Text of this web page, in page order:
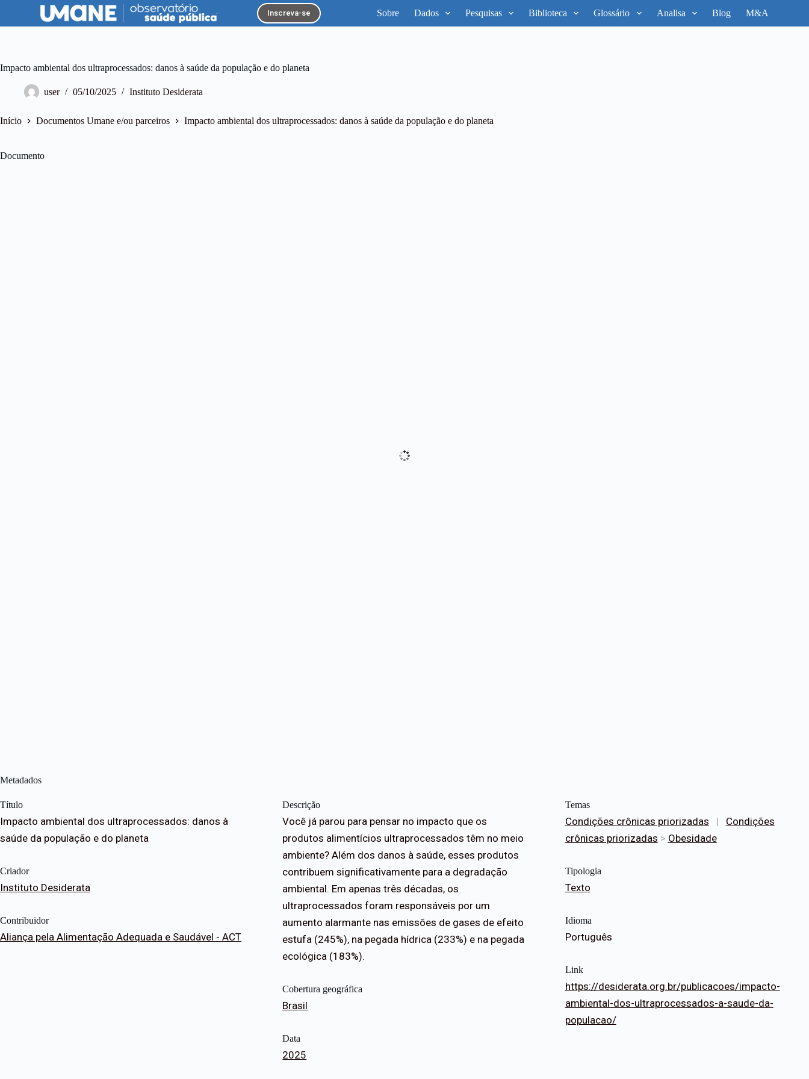
p
a
c
t
Inscreva-se Sobre Dados Pesquisas Biblioteca Glossário Analisa Blog M&A
Impacto ambiental dos ultraprocessados: danos à saúde da população e do planeta
user 05/10/2025 Instituto Desiderata
Início Documentos Umane e/ou parceiros Impacto ambiental dos ultraprocessados: danos à saúde da população e do planeta
Documento
Metadados
Título
Impacto ambiental dos ultraprocessados: danos à
saúde da população e do planeta
Criador
Instituto Desiderata
Contribuidor
Aliança pela Alimentação Adequada e Saudável - ACT
Descrição
Você já parou para pensar no impacto que os
produtos alimentícios ultraprocessados têm no meio
ambiente? Além dos danos à saúde, esses produtos
contribuem significativamente para a degradação
ambiental. Em apenas três décadas, os
ultraprocessados foram responsáveis por um
aumento alarmante nas emissões de gases de efeito
estufa (245%), na pegada hídrica (233%) e na pegada
ecológica (183%).
Cobertura geográfica
Brasil
Data
2025
Temas
Condições crônicas priorizadas |
Condições
crônicas priorizadas > Obesidade
Tipologia
Texto
Idioma
Português
Link
https://desiderata.org.br/publicacoes/impacto-
ambiental-dos-ultraprocessados-a-saude-da-
populacao/